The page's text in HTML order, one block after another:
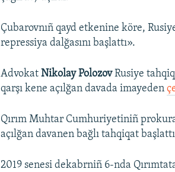
Çubarovnıñ qayd etkenine köre,
repressiya dalğasını başlattı».
AdvokatNikolay PolozovRusiye
qarşı kene açılğan davada imayeden
Qırım Muhtar Cumhuriyetiniñ
açılğan davanen bağlı tahqiqat
2019 senesi dekabrniñ 6-nda